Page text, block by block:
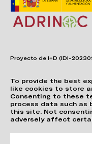
To provide the best
like cookies to store
Consenting to these
process data such as
this site. Not
adversely affect
Proyecto de I+D (IDI-